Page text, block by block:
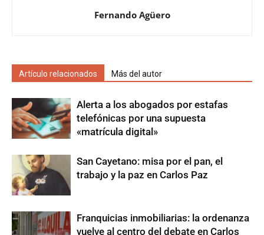
Fernando Agüero
Artículo relacionados Más del autor
Alerta a los abogados por estafas
telefónicas por una supuesta
«matrícula digital»
San Cayetano: misa por el pan, el
trabajo y la paz en Carlos Paz
Franquicias inmobiliarias: la ordenanza
vuelve al centro del debate en Carlos